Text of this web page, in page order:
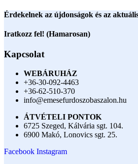
Érdekelnek az újdonságok és az
Iratkozz fel! (Hamarosan)
Kapcsolat
WEBÁRUHÁZ
+36-30-092-4463
+36-62-510-370
info@emesefurdoszobaszalon.hu
ÁTVÉTELI PONTOK
6725 Szeged, Kálvária sgt. 104.​
6900 Makó, Lonovics sgt. 25.
Facebook Instagram